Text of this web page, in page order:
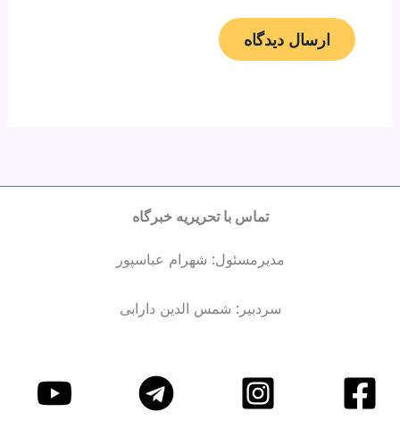
تماس با تحریریه خبرگاه
مدیرمسئول: شهرام عباسپور
سردبیر: شمس الدین دارابی